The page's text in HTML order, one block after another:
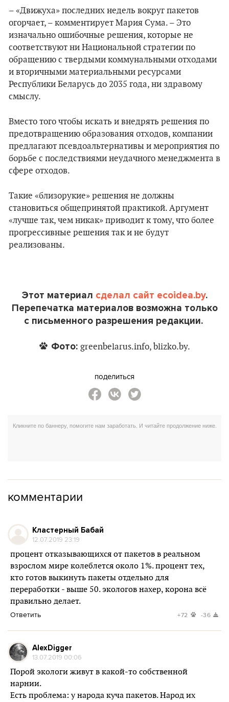
– «Движуха» последних недель вокруг пакетов
огорчает, – комментирует Мария Сума. – Это
изначально ошибочные решения, которые не
соответствуют ни Национальной стратегии по
обращению с твердыми коммунальными отходами
и вторичными материальными ресурсами
Республики Беларусь до 2035 года, ни здравому
смыслу.
Вместо того чтобы искать и внедрять решения по
предотвращению образования отходов, компании
предлагают псевдоальтернативы и мероприятия по
борьбе с последствиями неудачного менеджмента в
сфере отходов.
Такие «близорукие» решения не должны
становиться общепринятой практикой. Аргумент
«лучше так, чем никак» приводит к тому, что более
прогрессивные решения так и не будут
реализованы.
Этот материал сделал сайт ecoidea.by.
Перепечатка материалов возможна только
с письменного разрешения редакции.
Фото: greenbelarus.info, blizko.by.
поделиться
комментарии
Кластерный Бабай
12.07.2019 23:19
процент отказывающихся от пакетов в реальном
взрослом мире колеблется около 1%. процент тех,
кто готов выкинуть пакеты отдельно для
переработки - выше 50. экологов нахер, корона всё
правильно делает.
Ответить +72 -36
AlexDigger
13.07.2019 00:06
Порой экологи живут в какой-то собственной
нарнии.
Есть проблема: у народа куча пакетов. Народ их